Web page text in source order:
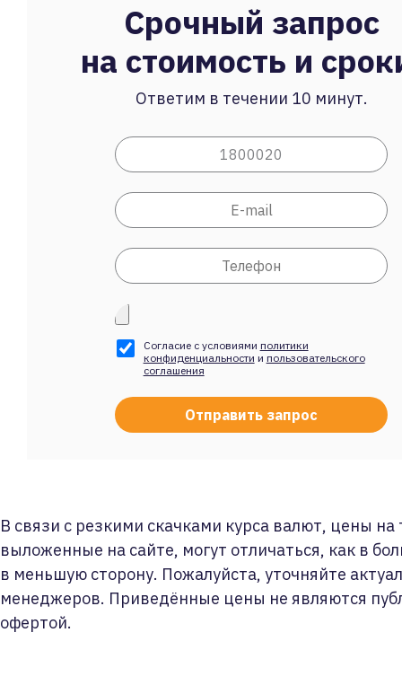
Срочный запрос
на стоимость и
Ответим в течении 10 минут.
Согласие с условиями политики
конфиденциальности и пользовательского
соглашения
В связи с резкими скачками курса валют, цены на
выложенные на сайте, могут отличаться, как в
в меньшую сторону. Пожалуйста, уточняйте
менеджеров. Приведённые цены не являются
офертой.